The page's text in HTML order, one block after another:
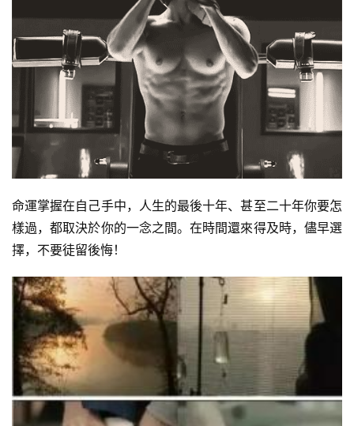
命運掌握在自己手中，人生的最後十年、甚至二十年你要怎
樣過，都取決於你的一念之間。在時間還來得及時，儘早選
擇，不要徒留後悔！